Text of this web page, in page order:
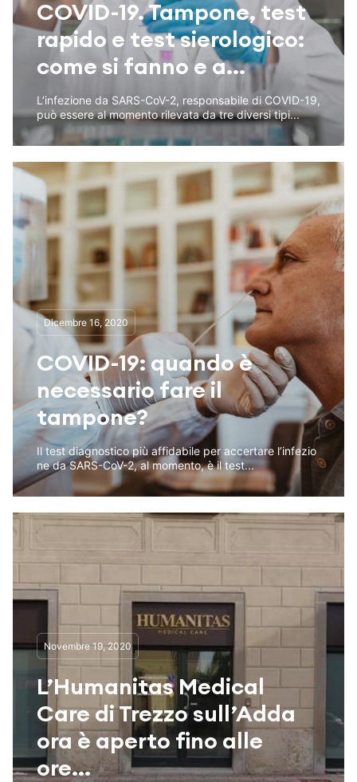
COVID-19. Tampone, test
rapido e test sierologico:
come si fanno e a...
L’infezione da SARS-CoV-2, responsabile di COVID-19,
può essere al momento rilevata da tre diversi tipi...
Dicembre 16, 2020
COVID-19: quando è
necessario fare il
tampone?
Il test diagnostico più affidabile per accertare l’infezio
ne da SARS-CoV-2, al momento, è il test...
Novembre 19, 2020
L’Humanitas Medical
Care di Trezzo sull’Adda
ora è aperto fino alle
ore...